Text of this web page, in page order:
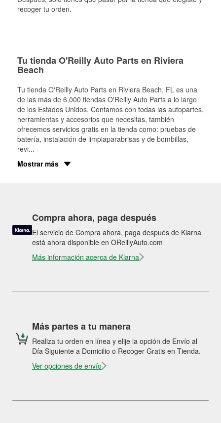
recoger tu orden.
Tu tienda O'Reilly Auto Parts en Riviera
Beach
Tu tienda O'Reilly Auto Parts en Riviera Beach, FL es una
de las más de 6,000 tiendas O'Reilly Auto Parts a lo largo
de los Estados Unidos. Contamos con todas las autopartes,
herramientas y accesorios que necesitas, también
ofrecemos servicios gratis en la tienda como: pruebas de
batería, instalación de limpiaparabrisas y de bombillas,
revi...
Mostrar más
Compra ahora, paga después
El servicio de Compra ahora, paga después de Klarna
está ahora disponible en OReillyAuto.com
Más información acerca de Klarna
Más partes a tu manera
Realiza tu orden en línea y elije la opción de Envío al
Día Siguiente a Domicilio o Recoger Gratis en Tienda.
Ver opciones de envío